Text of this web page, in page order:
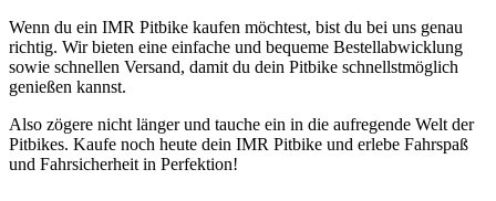
Wenn du ein IMR Pitbike kaufen möchtest, bist du bei uns genau
richtig. Wir bieten eine einfache und bequeme Bestellabwicklung
sowie schnellen Versand, damit du dein Pitbike schnellstmöglich
genießen kannst.
Also zögere nicht länger und tauche ein in die aufregende Welt der
Pitbikes. Kaufe noch heute dein IMR Pitbike und erlebe Fahrspaß
und Fahrsicherheit in Perfektion!